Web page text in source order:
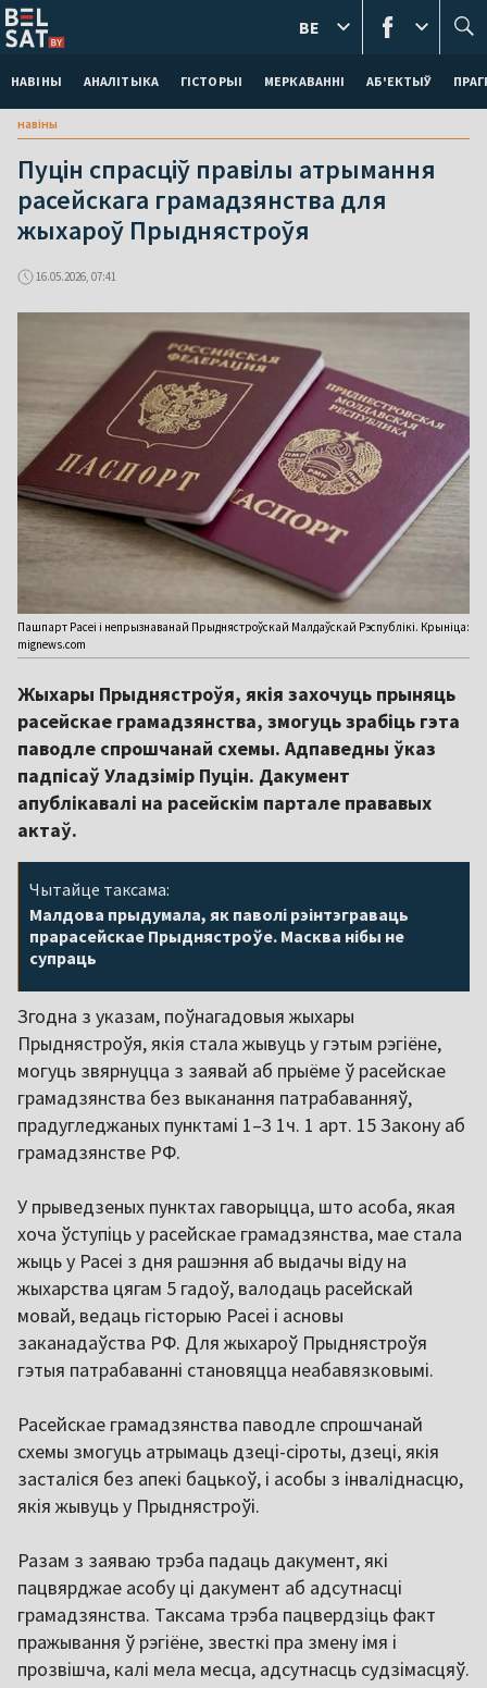
НАВІНЫ АНАЛІТЫКА ГІСТОРЫІ МЕРКАВАННI АБ'ЕКТЫЎ
BE
навіны
Пуцін спрасціў правілы атрымання
расейскага грамадзянства для
жыхароў Прыднястроўя
16.05.2026, 07:41
Пашпарт Расеі і непрызнаванай Прыднястроўскай Малдаўскай Рэспублікі. Крыніца:
mignews.com
Жыхары Прыднястроўя, якія захочуць прыняць
расейскае грамадзянства, змогуць зрабіць гэта
паводле спрошчанай схемы. Адпаведны ўказ
падпісаў Уладзімір Пуцін. Дакумент
апублікавалі на расейскім партале прававых
актаў.
Чытайце таксама:
Малдова прыдумала, як паволі рэінтэграваць
прарасейскае Прыднястроўе. Масква нібы не
супраць
Згодна з указам, поўнагадовыя жыхары
Прыднястроўя, якія стала жывуць у гэтым рэгіёне,
могуць звярнуцца з заявай аб прыёме ў расейскае
грамадзянства без выканання патрабаванняў,
прадугледжаных пунктамі 1–3 1ч. 1 арт. 15 Закону аб
грамадзянстве РФ.
У прыведзеных пунктах гаворыцца, што асоба, якая
хоча ўступіць у расейскае грамадзянства, мае стала
жыць у Расеі з дня рашэння аб выдачы віду на
жыхарства цягам 5 гадоў, валодаць расейскай
мовай, ведаць гісторыю Расеі і асновы
заканадаўства РФ. Для жыхароў Прыднястроўя
гэтыя патрабаванні становяцца неабавязковымі.
Расейскае грамадзянства паводле спрошчанай
схемы змогуць атрымаць дзеці-сіроты, дзеці, якія
засталіся без апекі бацькоў, і асобы з інваліднасцю,
якія жывуць у Прыднястроўі.
Разам з заяваю трэба падаць дакумент, які
пацвярджае асобу ці дакумент аб адсутнасці
грамадзянства. Таксама трэба пацвердзіць факт
пражывання ў рэгіёне, звесткі пра змену імя і
прозвішча, калі мела месца, адсутнасць судзімасцяў.